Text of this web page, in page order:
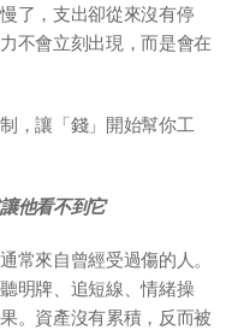
了，支出卻從來沒有停
不會立刻出現，而是會在
，讓「錢」開始幫你工
他看不到它
常來自曾經受過傷的人。
明牌、追短線、情緒操
。資產沒有累積，反而被